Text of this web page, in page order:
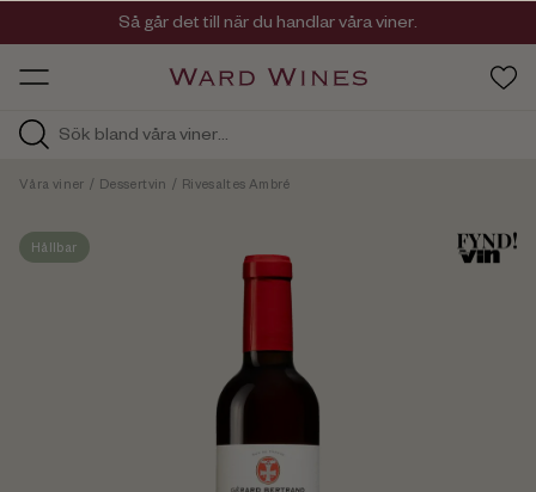
HOS
Viner med kvalitet, ursprung & personlighet
Så går det till när du handlar våra viner.
Hållbar
Våra viner / Dessertvin / Rivesaltes Ambré